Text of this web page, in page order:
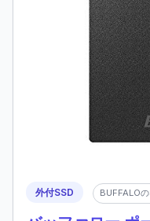
外付SSD BUFFALO